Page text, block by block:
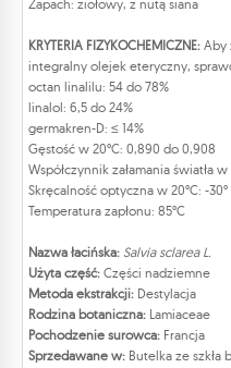
Zapach: ziołowy, z nutą siana
KRYTERIA FIZYKOCHEMICZNE: Aby
integralny olejek eteryczny,
octan linalilu: 54 do 78%
linalol: 6,5 do 24%
germakren-D: ≤ 14%
Gęstość w 20°C: 0,890 do 0,908
Współczynnik załamania światła w
Skręcalność optyczna w 20°C: -30°
Temperatura zapłonu: 85°C
Nazwa łacińska: Salvia sclarea L.
Użyta część: Części nadziemne
Metoda ekstrakcji: Destylacja
Rodzina botaniczna: Lamiaceae
Pochodzenie surowca: Francja
Sprzedawane w: Butelka ze